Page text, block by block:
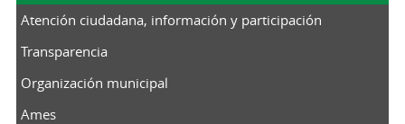
Atención ciudadana, información y participación
Transparencia
Organización municipal
Ames